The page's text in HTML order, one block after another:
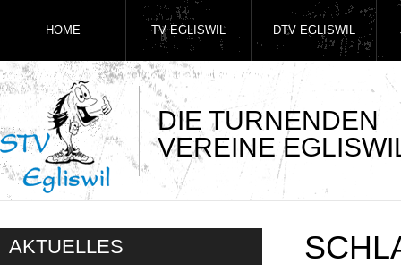
DIE TURNENDEN
VEREINE
HOME TV EGLISWIL DTV EGLISWIL
AKTUELLES